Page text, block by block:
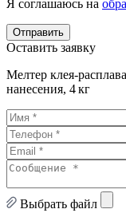
Я соглашаюсь на
Отправить
Оставить заявку
Мелтер клея-
нанесения, 4 кг
Выбрать файл